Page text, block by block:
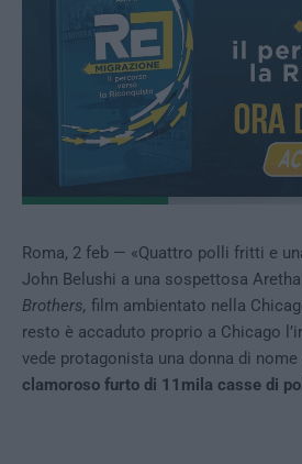
Roma, 2 feb — «Quattro polli fritti e
John Belushi a una sospettosa
Brothers, film ambientato nella
resto è accaduto proprio a Chicago
vede protagonista una donna di nome
clamoroso furto di 11mila casse di